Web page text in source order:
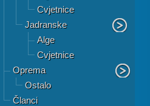
Cvjetnice
Jadranske
Alge
Cvjetnice
Oprema
Ostalo
Članci